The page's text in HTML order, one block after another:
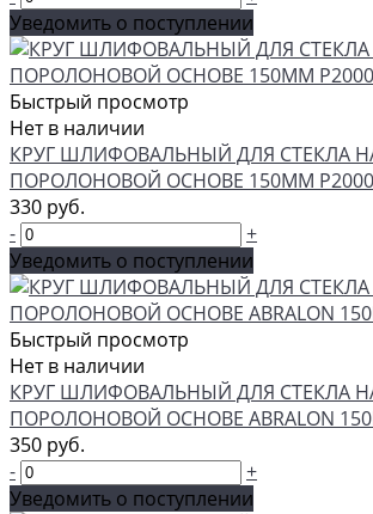
Уведомить о поступлении
Быстрый просмотр
Нет в наличии
КРУГ ШЛИФОВАЛЬНЫЙ ДЛЯ СТЕКЛА
ПОРОЛОНОВОЙ ОСНОВЕ 150ММ P2000
330 руб.
-
+
Уведомить о поступлении
Быстрый просмотр
Нет в наличии
КРУГ ШЛИФОВАЛЬНЫЙ ДЛЯ СТЕКЛА
ПОРОЛОНОВОЙ ОСНОВЕ ABRALON
350 руб.
-
+
Уведомить о поступлении